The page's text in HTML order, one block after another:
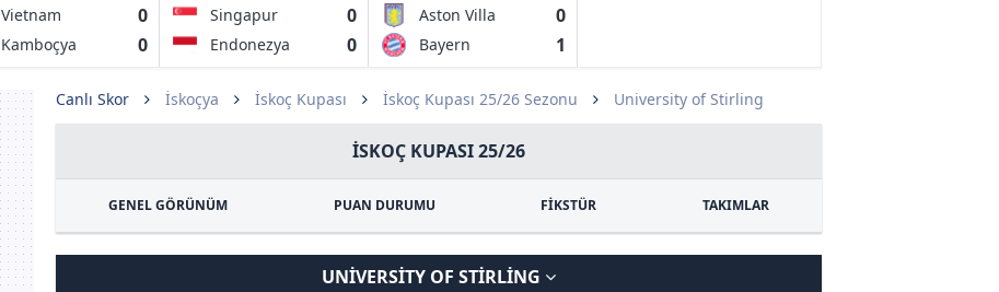
Vietnam 0
Kamboçya 0
Singapur 0
Endonezya 0
Aston Villa 0
Bayern
1
Canlı Skor İskoçya İskoç Kupası İskoç Kupası 25/26 Sezonu University of Stirling
İSKOÇ KUPASI 25/26
GENEL GÖRÜNÜM PUAN DURUMU FİKSTÜR TAKIMLAR
UNIVERSITY OF STIRLING